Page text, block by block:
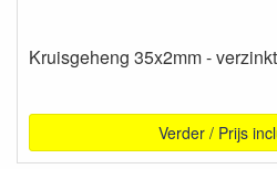
Kruisgeheng 35x2mm -
Verder / Prijs